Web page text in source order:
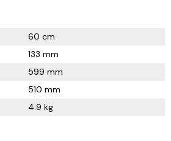
60 cm
133 mm
599 mm
510 mm
4.9 kg